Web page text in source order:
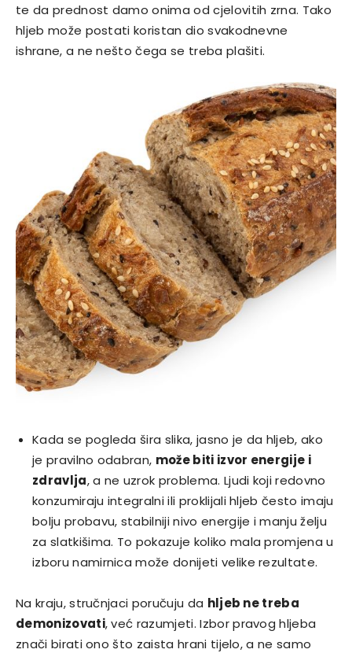
te da prednost damo onima od cjelovitih zrna. Tako
hljeb može postati koristan dio svakodnevne
ishrane, a ne nešto čega se treba plašiti.
Kada se pogleda šira slika, jasno je da hljeb, ako
je pravilno odabran, može biti izvor energije i
zdravlja, a ne uzrok problema. Ljudi koji redovno
konzumiraju integralni ili proklijali hljeb često imaju
bolju probavu, stabilniji nivo energije i manju želju
za slatkišima. To pokazuje koliko mala promjena u
izboru namirnica može donijeti velike rezultate.
Na kraju, stručnjaci poručuju da hljeb ne treba
demonizovati, već razumjeti. Izbor pravog hljeba
znači birati ono što zaista hrani tijelo, a ne samo